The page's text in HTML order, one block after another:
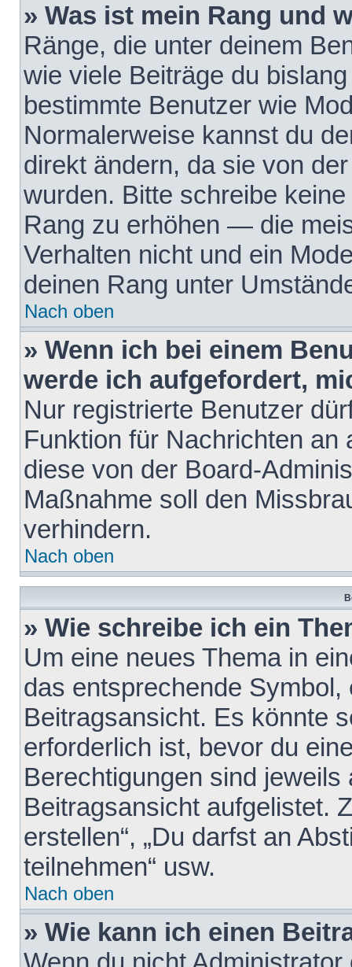
» Was ist mein Rang und
Ränge, die unter deinem
wie viele Beiträge du
bestimmte Benutzer wie
Normalerweise kannst du
direkt ändern, da sie von
wurden. Bitte schreibe
Rang zu erhöhen — die
Verhalten nicht und ein
deinen Rang unter
Nach oben
» Wenn ich bei einem
werde ich aufgefordert,
Nur registrierte Benutzer
Funktion für Nachrichten
diese von der Board-
Maßnahme soll den
verhindern.
Nach oben
» Wie schreibe ich ein
Um eine neues Thema in
das entsprechende
Beitragsansicht. Es könnte
erforderlich ist, bevor du
Berechtigungen sind
Beitragsansicht aufgelistet.
erstellen“, „Du darfst an
teilnehmen“ usw.
Nach oben
» Wie kann ich einen